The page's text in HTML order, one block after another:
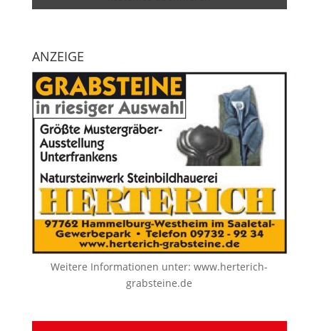
ANZEIGE
Weitere Informationen unter:www.herterich-
grabsteine.de